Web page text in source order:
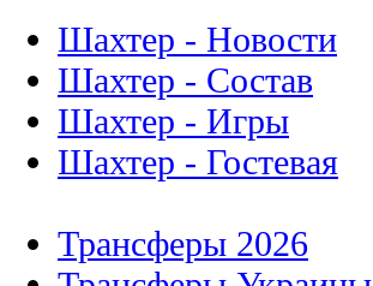
Шахтер - Новости
Шахтер - Состав
Шахтер - Игры
Шахтер - Гостевая
Трансферы 2026